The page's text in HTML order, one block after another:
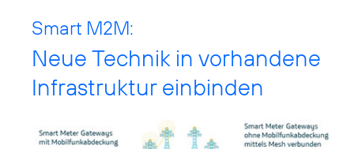
Smart M2M:
Neue Technik in vorhandene
Infrastruktur einbinden